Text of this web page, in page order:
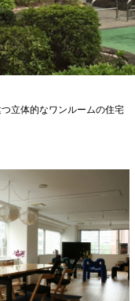
立体的なワンルームの住宅